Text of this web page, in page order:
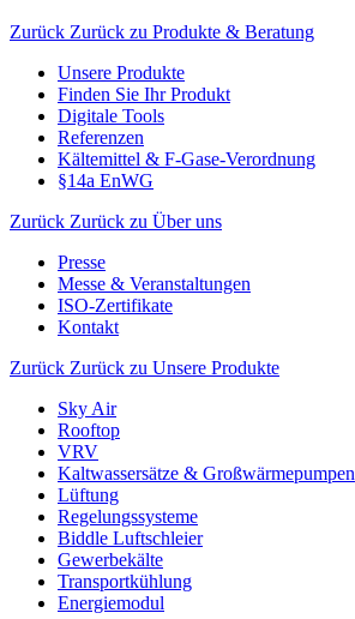
Zurück Zurück zu Produkte & Beratung
Unsere Produkte
Finden Sie Ihr Produkt
Digitale Tools
Referenzen
Kältemittel & F-Gase-Verordnung
§14a EnWG
Zurück Zurück zu Über uns
Presse
Messe & Veranstaltungen
ISO-Zertifikate
Kontakt
Zurück Zurück zu Unsere Produkte
Sky Air
Rooftop
VRV
Kaltwassersätze & Großwärmepumpen
Lüftung
Regelungssysteme
Biddle Luftschleier
Gewerbekälte
Transportkühlung
Energiemodul